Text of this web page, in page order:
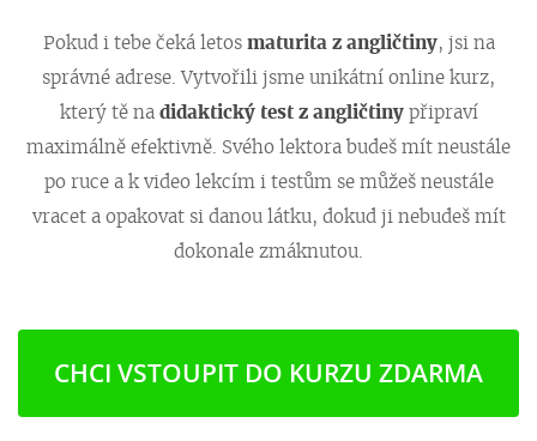
Pokud i tebe čeká letos maturita z angličtiny, jsi na
správné adrese. Vytvořili jsme unikátní online kurz,
který tě na didaktický test z angličtinypřipraví
maximálně efektivně. Svého lektora budeš mít neustále
po ruce a k video lekcím i testům se můžeš neustále
vracet a opakovat si danou látku, dokud ji nebudeš mít
dokonale zmáknutou.
CHCI VSTOUPIT DO KURZU ZDARMA